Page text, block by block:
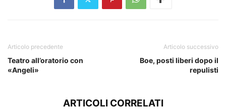
Articolo precedente
Teatro all’oratorio con
«Angeli»
Articolo successivo
Boe, posti liberi dopo il
repulisti
ARTICOLI CORRELATI